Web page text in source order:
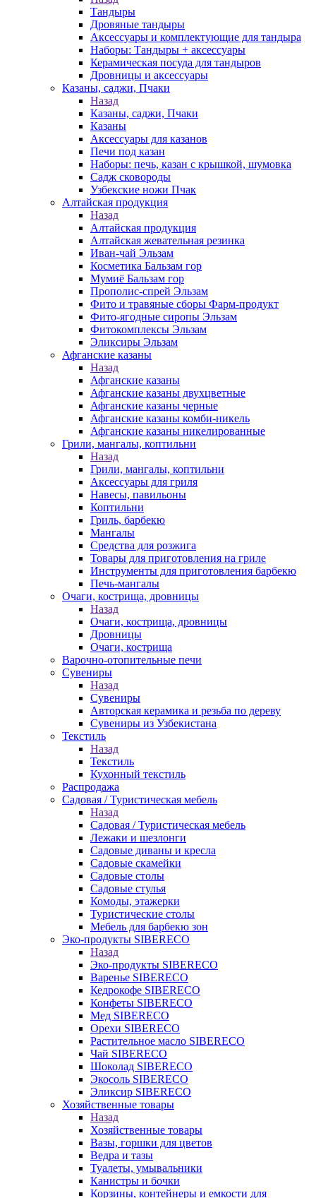
Тандыры
Дровяные тандыры
Аксессуары и комплектующие для тандыра
Наборы: Тандыры + аксессуары
Керамическая посуда для тандыров
Дровницы и аксессуары
Казаны, саджи, Пчаки
Назад
Казаны, саджи, Пчаки
Казаны
Аксессуары для казанов
Печи под казан
Наборы: печь, казан с крышкой, шумовка
Садж сковороды
Узбекские ножи Пчак
Алтайская продукция
Назад
Алтайская продукция
Алтайская жевательная резинка
Иван-чай Эльзам
Косметика Бальзам гор
Мумиё Бальзам гор
Прополис-спрей Эльзам
Фито и травяные сборы Фарм-продукт
Фито-ягодные сиропы Эльзам
Фитокомплексы Эльзам
Эликсиры Эльзам
Афганские казаны
Назад
Афганские казаны
Афганские казаны двухцветные
Афганские казаны черные
Афганские казаны комби-никель
Афганские казаны никелированные
Грили, мангалы, коптильни
Назад
Грили, мангалы, коптильни
Аксессуары для гриля
Навесы, павильоны
Коптильни
Гриль, барбекю
Мангалы
Средства для розжига
Товары для приготовления на гриле
Инструменты для приготовления барбекю
Печь-мангалы
Очаги, кострища, дровницы
Назад
Очаги, кострища, дровницы
Дровницы
Очаги, кострища
Варочно-отопительные печи
Сувениры
Назад
Сувениры
Авторская керамика и резьба по дереву
Сувениры из Узбекистана
Текстиль
Назад
Текстиль
Кухонный текстиль
Распродажа
Садовая / Туристическая мебель
Назад
Садовая / Туристическая мебель
Лежаки и шезлонги
Садовые диваны и кресла
Садовые скамейки
Садовые столы
Садовые стулья
Комоды, этажерки
Туристические столы
Мебель для барбекю зон
Эко-продукты SIBERECO
Назад
Эко-продукты SIBERECO
Варенье SIBERECO
Кедрокофе SIBERECO
Конфеты SIBERECO
Мед SIBERECO
Орехи SIBERECO
Растительное масло SIBERECO
Чай SIBERECO
Шоколад SIBERECO
Экосоль SIBERECO
Эликсир SIBERECO
Хозяйственные товары
Назад
Хозяйственные товары
Вазы, горшки для цветов
Ведра и тазы
Туалеты, умывальники
Канистры и бочки
Корзины, контейнеры и емкости для